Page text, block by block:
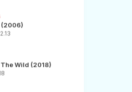
(2006)
The Wild (2018)